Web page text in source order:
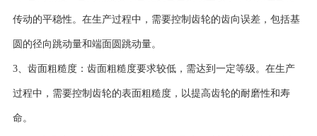
传动的平稳性。在生产过程中，需要控制齿轮的齿向误差，包括基
圆的径向跳动量和端面圆跳动量。
3、齿面粗糙度：齿面粗糙度要求较低，需达到一定等级。在生产
过程中，需要控制齿轮的表面粗糙度，以提高齿轮的耐磨性和寿
命。